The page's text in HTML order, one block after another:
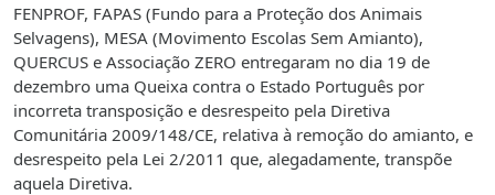
FENPROF, FAPAS (Fundo para a Proteção dos Animais
Selvagens), MESA (Movimento Escolas Sem Amianto),
QUERCUS e Associação ZERO entregaram no dia 19 de
dezembro uma Queixa contra o Estado Português por
incorreta transposição e desrespeito pela Diretiva
Comunitária 2009/148/CE, relativa à remoção do amianto, e
desrespeito pela Lei 2/2011 que, alegadamente, transpõe
aquela Diretiva.